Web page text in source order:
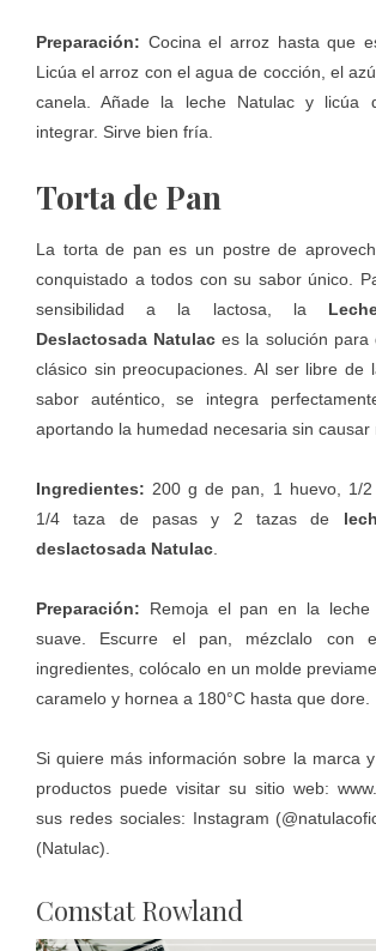
Preparación: Cocina el arroz hasta que
Licúa el arroz con el agua de cocción, el
canela. Añade la leche Natulac y licúa
integrar. Sirve bien fría.
Torta de Pan
La torta de pan es un postre de
conquistado a todos con su sabor único.
sensibilidad a la lactosa, la
Deslactosada Natulac es la solución para
clásico sin preocupaciones. Al ser libre de
sabor auténtico, se integra
aportando la humedad necesaria sin causar
Ingredientes: 200 g de pan, 1 huevo, 1/2
1/4 taza de pasas y 2 tazas de
deslactosada Natulac
Preparación: Remoja el pan en la leche
suave. Escurre el pan, mézclalo con
ingredientes, colócalo en un molde
caramelo y hornea a 180°C hasta que dore.
Si quiere más información sobre la marca
productos puede visitar su sitio web:
sus redes sociales: Instagram (
(Natulac).
Comstat Rowland